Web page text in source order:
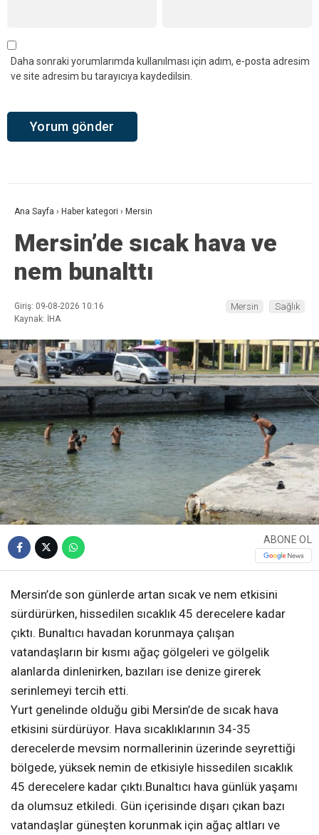
Daha sonraki yorumlarımda kullanılması için adım, e-posta adresim
ve site adresim bu tarayıcıya kaydedilsin.
Ana Sayfa › Haber kategori › Mersin
Mersin’de sıcak hava ve
nem bunalttı
Giriş: 09-08-2026 10:16
Kaynak: İHA
Mersin Sağlık
ABONE OL
Mersin’de son günlerde artan sıcak ve nem etkisini
sürdürürken, hissedilen sıcaklık 45 derecelere kadar
çıktı. Bunaltıcı havadan korunmaya çalışan
vatandaşların bir kısmı ağaç gölgeleri ve gölgelik
alanlarda dinlenirken, bazıları ise denize girerek
serinlemeyi tercih etti.
Yurt genelinde olduğu gibi Mersin’de de sıcak hava
etkisini sürdürüyor. Hava sıcaklıklarının 34-35
derecelerde mevsim normallerinin üzerinde seyrettiği
bölgede, yüksek nemin de etkisiyle hissedilen sıcaklık
45 derecelere kadar çıktı.Bunaltıcı hava günlük yaşamı
da olumsuz etkiledi. Gün içerisinde dışarı çıkan bazı
vatandaşlar güneşten korunmak için ağaç altları ve